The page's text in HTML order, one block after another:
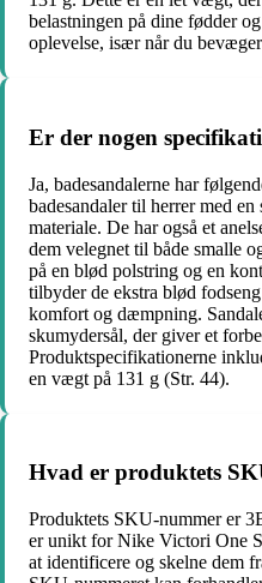
belastningen på dine fødder
oplevelse, især når du
Er der nogen
Ja, badesandalerne har
badesandaler til herrer med
materiale. De har også et
dem velegnet til både smalle
på en blød polstring og en
tilbyder de ekstra blød
komfort og dæmpning.
skumydersål, der giver et
Produktspecifikationerne
en vægt på 131 g (Str. 44).
Hvad er produktets
Produktets SKU-nummer er
er unikt for Nike Victori One
at identificere og skelne dem